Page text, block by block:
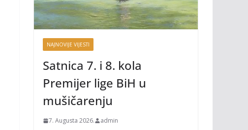
NAJNOVIJE VIJESTI
Satnica 7. i 8. kola
Premijer lige BiH u
mušičarenju
7. Augusta 2026. admin